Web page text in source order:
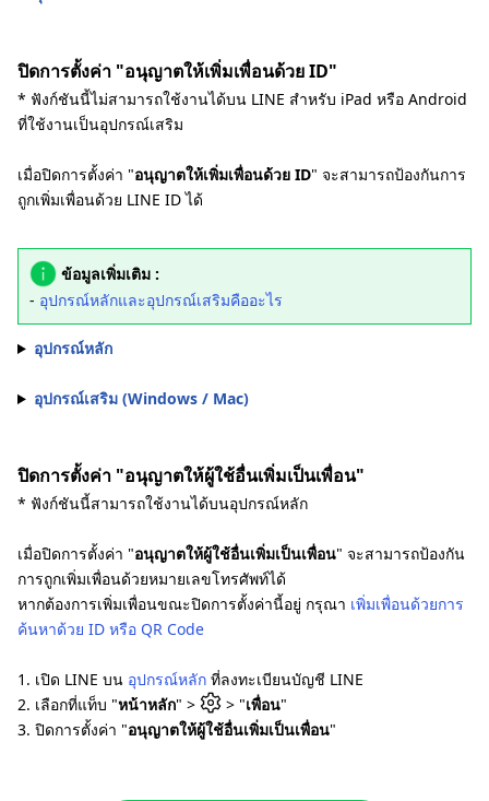
ปิดการตั้งค่า "อนุญาตให้เพิ่มเพื่อนด้วย ID"
* ฟังก์ชันนี้ไม่สามารถใช้งานได้บน LINE สำหรับ iPad หรือ Android
ที่ใช้งานเป็นอุปกรณ์เสริม
เมื่อปิดการตั้งค่า "อนุญาตให้เพิ่มเพื่อนด้วย ID" จะสามารถป้องกันการ
ถูกเพิ่มเพื่อนด้วย LINE ID ได้
ข้อมูลเพิ่มเติม :
- อุปกรณ์หลักและอุปกรณ์เสริมคืออะไร
อุปกรณ์หลัก
อุปกรณ์เสริม (Windows / Mac)
ปิดการตั้งค่า "อนุญาตให้ผู้ใช้อื่นเพิ่มเป็นเพื่อน"
* ฟังก์ชันนี้สามารถใช้งานได้บนอุปกรณ์หลัก
เมื่อปิดการตั้งค่า "อนุญาตให้ผู้ใช้อื่นเพิ่มเป็นเพื่อน" จะสามารถป้องกัน
การถูกเพิ่มเพื่อนด้วยหมายเลขโทรศัพท์ได้
หากต้องการเพิ่มเพื่อนขณะปิดการตั้งค่านี้อยู่ กรุณา เพิ่มเพื่อนด้วยการ
ค้นหาด้วย ID หรือ QR Code
1. เปิด LINE บน อุปกรณ์หลัก ที่ลงทะเบียนบัญชี LINE
2. เลือกที่แท็บ "หน้าหลัก" > > "เพื่อน"
3. ปิดการตั้งค่า "อนุญาตให้ผู้ใช้อื่นเพิ่มเป็นเพื่อน"